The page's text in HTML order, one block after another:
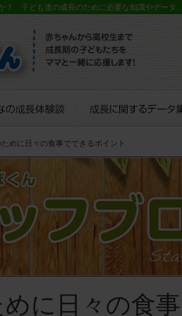
？ 子ども達の成長のために必要な知識やデータ
めに日々の食事でできるポイント
に日々の食